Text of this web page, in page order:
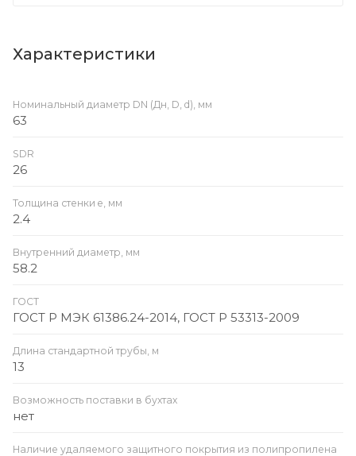
Характеристики
Номинальный диаметр DN (Дн, D, d), мм
63
SDR
26
Толщина стенки e, мм
2.4
Внутренний диаметр, мм
58.2
ГОСТ
ГОСТ Р МЭК 61386.24-2014, ГОСТ Р 53313-2009
Длина стандартной трубы, м
13
Возможность поставки в бухтах
нет
Наличие удаляемого защитного покрытия из полипропилена